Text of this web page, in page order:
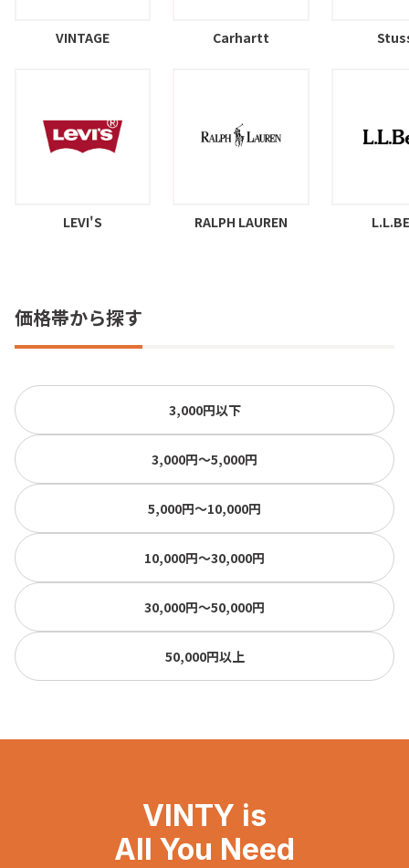
VINTAGE Carhartt
LEVI'S RALPH LAUREN
価格帯から探す
3,000円以下
3,000円〜5,000円
5,000円〜10,000円
10,000円〜30,000円
30,000円〜50,000円
50,000円以上
VINTY is
All You Need